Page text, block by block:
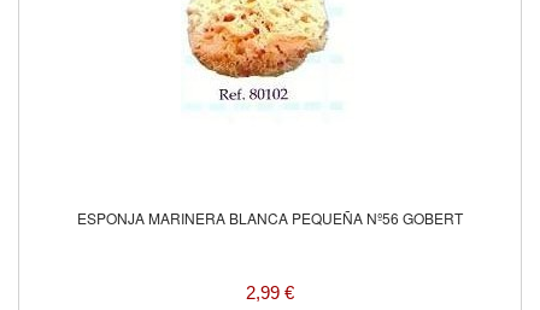
ESPONJA MARINERA BLANCA PEQUEÑA Nº56 GOBERT
2,99 €